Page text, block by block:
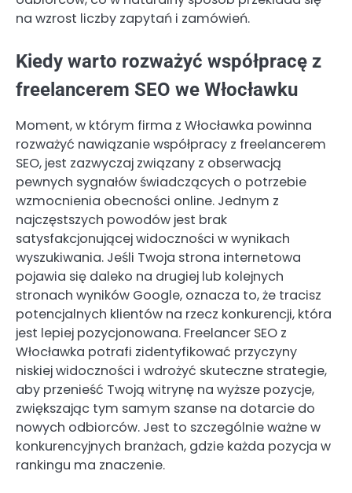
na wzrost liczby zapytań i zamówień.
Kiedy warto rozważyć współpracę z
freelancerem SEO we Włocławku
Moment, w którym firma z Włocławka powinna
rozważyć nawiązanie współpracy z freelancerem
SEO, jest zazwyczaj związany z obserwacją
pewnych sygnałów świadczących o potrzebie
wzmocnienia obecności online. Jednym z
najczęstszych powodów jest brak
satysfakcjonującej widoczności w wynikach
wyszukiwania. Jeśli Twoja strona internetowa
pojawia się daleko na drugiej lub kolejnych
stronach wyników Google, oznacza to, że tracisz
potencjalnych klientów na rzecz konkurencji, która
jest lepiej pozycjonowana. Freelancer SEO z
Włocławka potrafi zidentyfikować przyczyny
niskiej widoczności i wdrożyć skuteczne strategie,
aby przenieść Twoją witrynę na wyższe pozycje,
zwiększając tym samym szanse na dotarcie do
nowych odbiorców. Jest to szczególnie ważne w
konkurencyjnych branżach, gdzie każda pozycja w
rankingu ma znaczenie.